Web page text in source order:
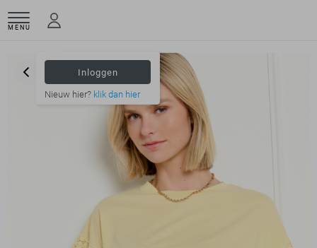
MENU
Inloggen
Nieuw hier? klik dan hier